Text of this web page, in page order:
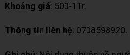
Khoảng giá: 500-1Tr.
Thông tin liên hệ: 0708598920.